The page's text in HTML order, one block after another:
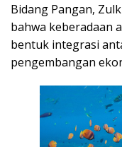
Bidang Pangan,
bahwa keberadaan
bentuk integrasi
pengembangan